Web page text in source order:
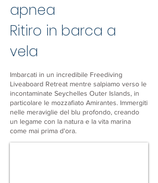
apnea
Ritiro in barca a
vela
Imbarcati in un incredibile Freediving
Liveaboard Retreat mentre salpiamo verso le
incontaminate Seychelles Outer Islands, in
particolare le mozzafiato Amirantes. Immergiti
nelle meraviglie del blu profondo, creando
un legame con la natura e la vita marina
come mai prima d'ora.